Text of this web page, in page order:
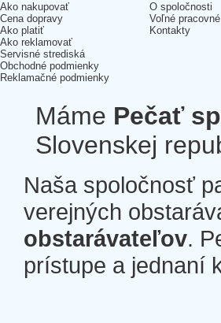
Ako nakupovať
Cena dopravy
Ako platiť
Ako reklamovať
Servisné strediská
Obchodné podmienky
Reklamačné podmienky
O spoločnosti
Voľné
Kontakty
Máme Pečať
Slovenskej
Naša spoločnosť
verejných
obstarávateľov.
prístupe a jednaní